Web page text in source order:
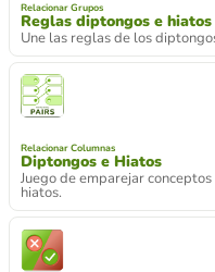
Relacionar Grupos
Reglas diptongos e hiatos
Une las reglas de los
Relacionar Columnas
Diptongos e Hiatos
Juego de emparejar
hiatos.